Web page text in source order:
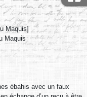
Maquis]
Maquis
ébahis avec un faux